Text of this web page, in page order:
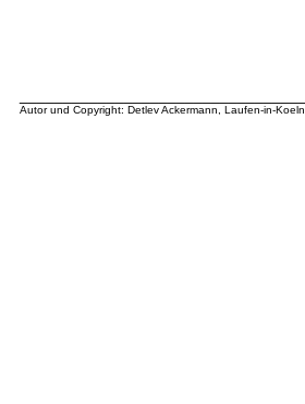
Autor und Copyright: Detlev Ackermann, Laufen-in-Koeln